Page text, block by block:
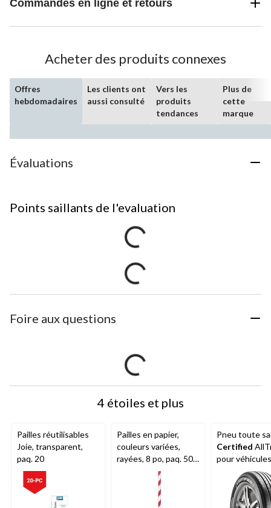
Commandes en ligne et retours
Acheter des produits connexes
Offres
hebdomadaires
Les clients ont
aussi consulté
Vers les
produits
tendances
Plus de
cette
marque
Évaluations
Points saillants de l'evaluation
Foire aux questions
4 étoiles et plus
Pailles réutilisables
Joie, transparent,
paq. 20
Pailles en papier,
couleurs variées,
rayées, 8 po, paq. 50,
d'anniversaire
Pneu toute
Certified
pour
tourisme et